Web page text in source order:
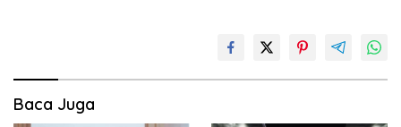
Baca Juga